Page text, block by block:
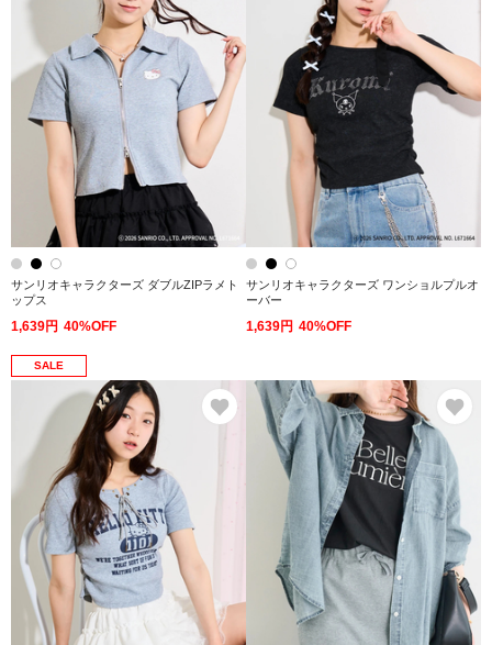
サンリオキャラクターズ ダブルZIPラメト
ップス
1,639円 40%OFF
サンリオキャラクターズ ワンショルプルオ
ーバー
1,639円 40%OFF
SALE
お気に入り